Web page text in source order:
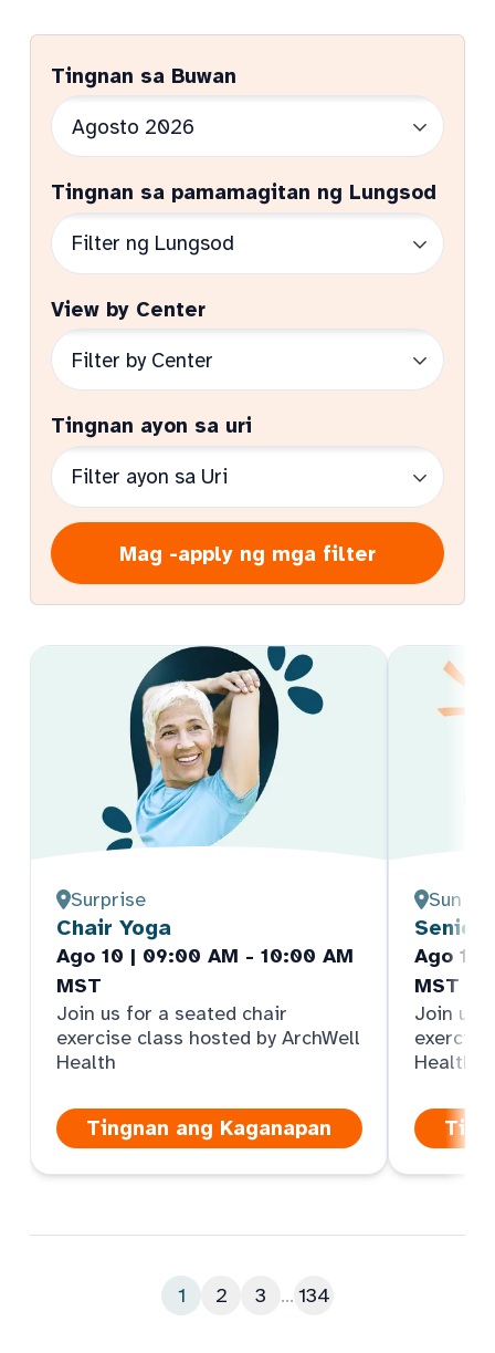
Tingnan sa Buwan
Tingnan sa pamamagitan ng Lungsod
View by Center
Tingnan ayon sa uri
Mag -apply ng mga filter
Surprise
Chair Yoga
Ago 10 | 09:00 AM - 10:00 AM
MST
Join us for a seated chair
exercise class hosted by ArchWell
Health
Tingnan ang Kaganapan
Sun
Senior
Ago 10
MST
Join us
Health
1 2 3 ... 134